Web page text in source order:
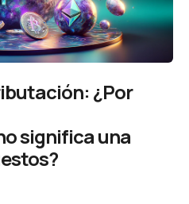
¿Por
significa una